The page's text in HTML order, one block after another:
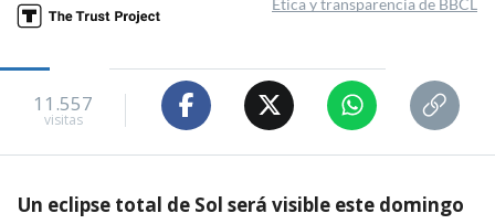
11.557
visitas
Un eclipse total de Sol será visible este domingo